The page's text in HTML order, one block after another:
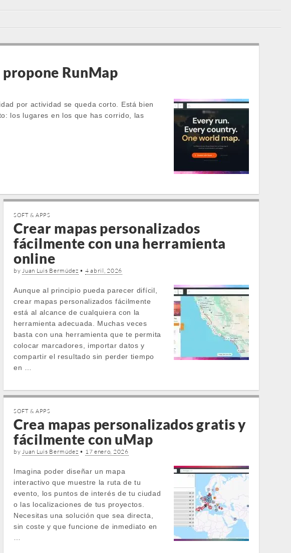
RunMap
por actividad se queda corto. Está bien
los lugares en los que has corrido, las
SOFT & APPS
Crear mapas personalizados
fácilmente con una herramienta
online
byJuan Luis Bermúdez • 4 abril, 2026
Aunque al principio pueda parecer difícil,
crear mapas personalizados fácilmente
está al alcance de cualquiera con la
herramienta adecuada. Muchas veces
basta con una herramienta que te permita
colocar marcadores, importar datos y
compartir el resultado sin perder tiempo
en …
SOFT & APPS
Crea mapas personalizados gratis y
fácilmente con uMap
byJuan Luis Bermúdez • 17 enero, 2026
Imagina poder diseñar un mapa
interactivo que muestre la ruta de tu
evento, los puntos de interés de tu ciudad
o las localizaciones de tus proyectos.
Necesitas una solución que sea directa,
sin coste y que funcione de inmediato en